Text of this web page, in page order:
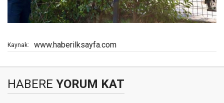
Kaynak: www.haberilksayfa.com
HABERE YORUM KAT